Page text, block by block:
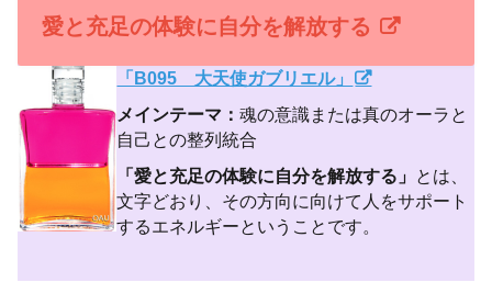
愛と充足の体験に自分を解放する
「B095 大天使ガブリエル」
メインテーマ：魂の意識または真のオーラと
自己との整列統合
「愛と充足の体験に自分を解放する」 とは、
文字どおり、その方向に向けて人をサポート
するエネルギーということです。